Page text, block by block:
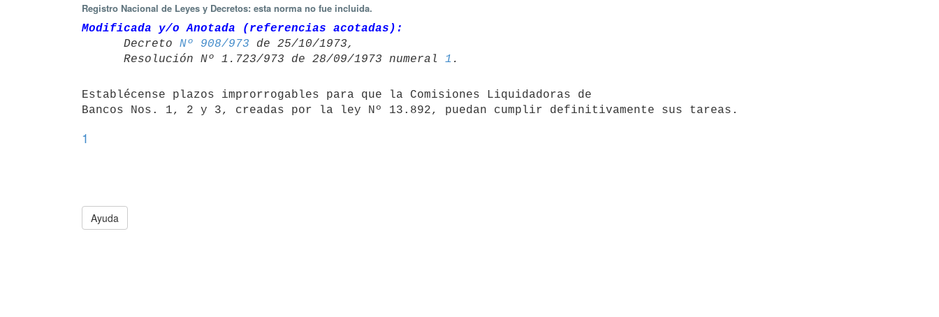
Registro Nacional de Leyes y Decretos: esta norma no fue incluida.
Modificada y/o Anotada (referencias acotadas):
Decreto Nº 908/973 de 25/10/1973,
      Resolución Nº 1.723/973 de 28/09/1973 numeral
1
Establécense plazos improrrogables para que la Comisiones Liquidadoras de
Bancos Nos. 1, 2 y 3, creadas por la ley Nº 13.892, puedan cumplir definitivamente sus tareas.
1
Ayuda